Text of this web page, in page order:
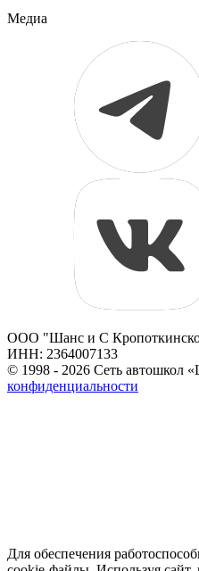
Медиа
ООО "Шанс и С
ИНН: 2364007133
© 1998 - 2026 Сеть автошкол
конфиденциальности
Для обеспечения